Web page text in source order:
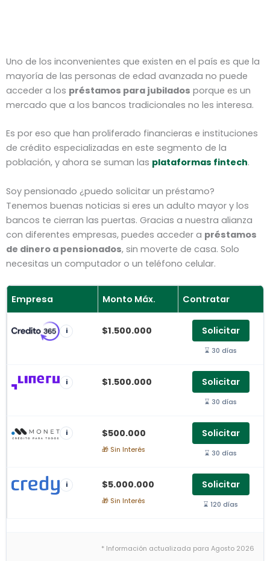
Uno de los inconvenientes que existen en el país es que la
mayoría de las personas de edad avanzada no puede
acceder a los préstamos para jubilados porque es un
mercado que a los bancos tradicionales no les interesa.
Es por eso que han proliferado financieras e instituciones
de crédito especializadas en este segmento de la
población, y ahora se suman las plataformas fintech.
Soy pensionado ¿puedo solicitar un préstamo?
Tenemos buenas noticias si eres un adulto mayor y los
bancos te cierran las puertas. Gracias a nuestra alianza
con diferentes empresas, puedes acceder a préstamos
de dinero a pensionados, sin moverte de casa. Solo
necesitas un computador o un teléfono celular.
Empresa Monto Máx. Contratar
i $1.500.000 Solicitar
⌛ 30 días
i $1.500.000 Solicitar
⌛ 30 días
i $500.000
🎁 Sin Interés
Solicitar
⌛ 30 días
i $5.000.000
🎁 Sin Interés
Solicitar
⌛ 120 días
* Información actualizada para Agosto 2026